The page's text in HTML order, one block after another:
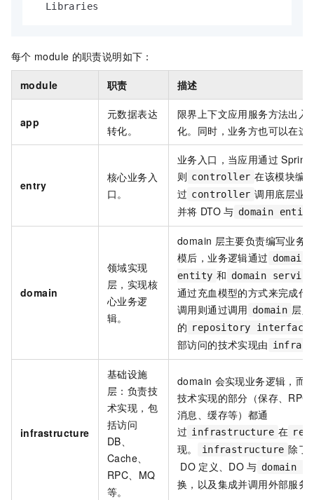
  Libraries
每个 module 的职责说明如下：
module 职责 描述
app
元数据表达
转化。
限界上下文应用服务方法出入
化。同时，业务方也可以在这
entry
核心业务入
口。
业务入口，当应用通过
则 controller 在该模块编
过 controller 调用底层业
并将 DTO 与 domain entity
domain
领域实现
层，实现核
心业务逻
辑。
domain 层主要负责编写业务
模后，业务逻辑通过 domain
entity 和 domain service
通过充血模型的方式来完成代
调用则通过调用 domain 层
的 repository interface
部访问的技术实现由
infrastructure
基础设施
层：负责技
术实现，包
括访问
DB、
Cache、
RPC、MQ
等。
domain 会实现业务逻辑，而
技术实现的部分（保存、RPC
消息、缓存等）都通
过 infrastructure 在
现。 infrastructure 除了
DO 定义、DO 与 domain
换，以及集成并调用外部服务